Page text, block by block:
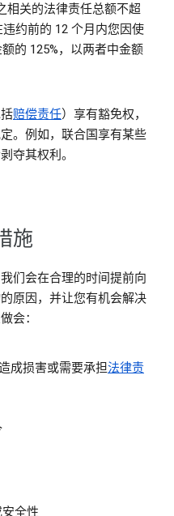
相关的法律责任总额不超
约前的 12 个月内您因使
的 125%，以两者中金额
赔偿责任）享有豁免权，
。例如，联合国享有某些
夺其权利。
施
们会在合理的时间提前向
原因，并让您有机会解决
会：
成损害或需要承担法律责
全性